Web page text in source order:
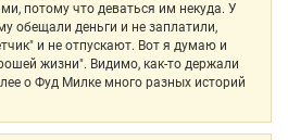
потому что деваться им некуда. У
обещали деньги и не заплатили,
и не отпускают. Вот я думаю и
жизни". Видимо, как-то держали
о Фуд Милке много разных историй